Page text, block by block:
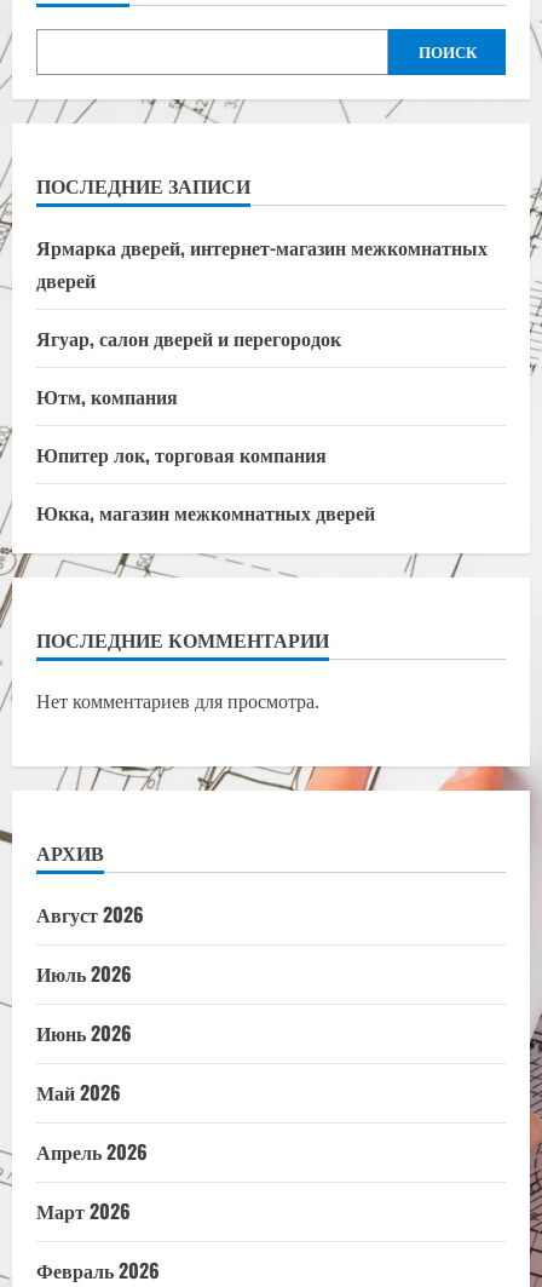
ПОИСК
ПОСЛЕДНИЕ ЗАПИСИ
Ярмарка дверей, интернет-магазин межкомнатных
дверей
Ягуар, салон дверей и перегородок
Ютм, компания
Юпитер лок, торговая компания
Юкка, магазин межкомнатных дверей
ПОСЛЕДНИЕ КОММЕНТАРИИ
Нет комментариев для просмотра.
АРХИВ
Август 2026
Июль 2026
Июнь 2026
Май 2026
Апрель 2026
Март 2026
Февраль 2026